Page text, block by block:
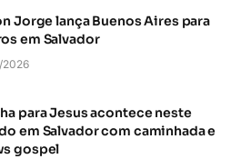
Jorge lança Buenos Aires para
em Salvador
para Jesus acontece neste
em Salvador com caminhada e
gospel